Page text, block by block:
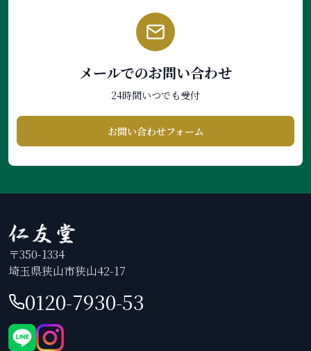
メールでのお問い合わせ
24時間いつでも受付
お問い合わせフォーム
〒350-1334
埼玉県狭山市狭山42-17
0120-7930-53